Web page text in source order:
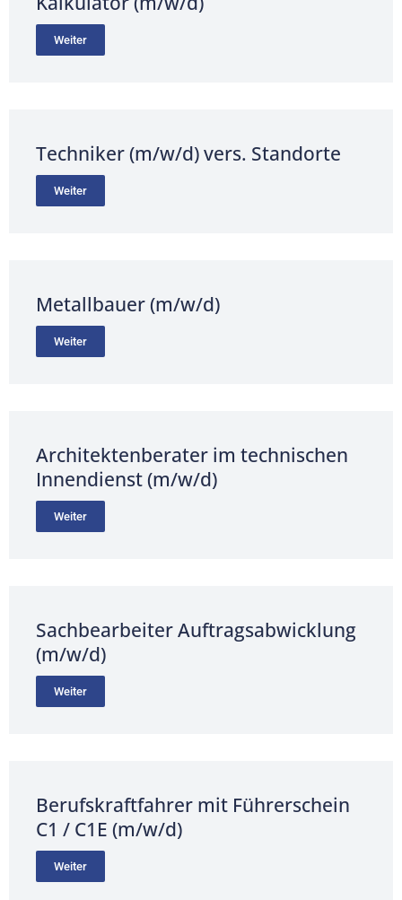
Weiter
Techniker (m/w/d) vers. Standorte
Weiter
Metallbauer (m/w/d)
Weiter
Architektenberater im technischen
Innendienst (m/w/d)
Weiter
Sachbearbeiter Auftragsabwicklung
(m/w/d)
Weiter
Berufskraftfahrer mit Führerschein
C1 / C1E (m/w/d)
Weiter